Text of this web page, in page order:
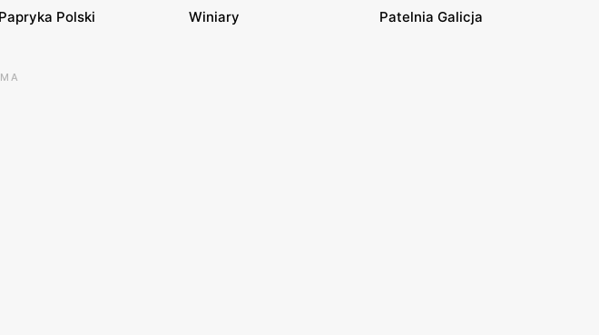
Papryka Polski Winiary Patelnia Galicja